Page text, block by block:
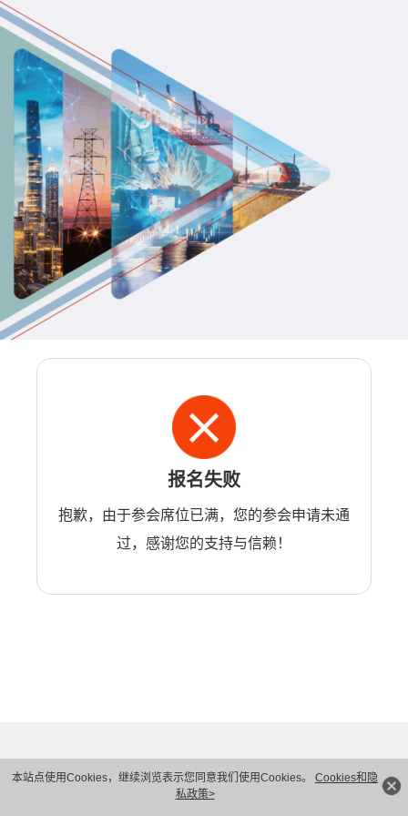
本站点使用Cookies，继续浏览表示您同意我们使用Cookies。 Cookies和隐
私政策>
报名失败
抱歉，由于参会席位已满，您的参会申请未通
过，感谢您的支持与信赖！